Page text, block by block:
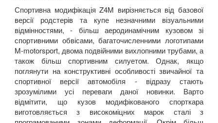
CITROEN keyboard_arrow_down
FIAT keyboard_arrow_down
FORD keyboard_arrow_down
HONDA keyboard_arrow_down
HYUNDAI keyboard_arrow_down
JAGUAR keyboard_arrow_down
Спортивна модифікація Z4M вирізняється від базової
версії родстерів та купе незначними візуальними
відмінностями, - більш аеродинамічним кузовом зі
спортивними обвісами, багаточисленними логотипами
M-motorsport, двома подвійними вихлопними трубами, а
також більш спортивним силуетом. Однак, якщо
поглянути на конструктивні особливості звичайної та
спортивної версії автомобіля - відразу стають
зрозумілими усі переваги даної новинки. Варто
відмітити, що кузов модифікованого спорткара
виготовляється з високоміцних марок сталі з